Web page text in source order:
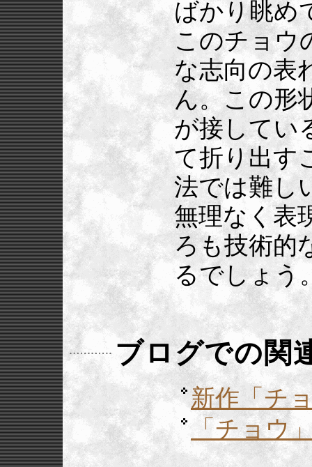
ばかり眺め
このチョウ
な志向の表
ん。この形
が接してい
て折り出す
法では難し
無理なく表
ろも技術的
るでしょう
ブログでの関
新作「チ
「チョウ